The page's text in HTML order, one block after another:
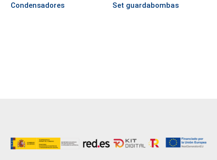
Condensadores Set guardabombas